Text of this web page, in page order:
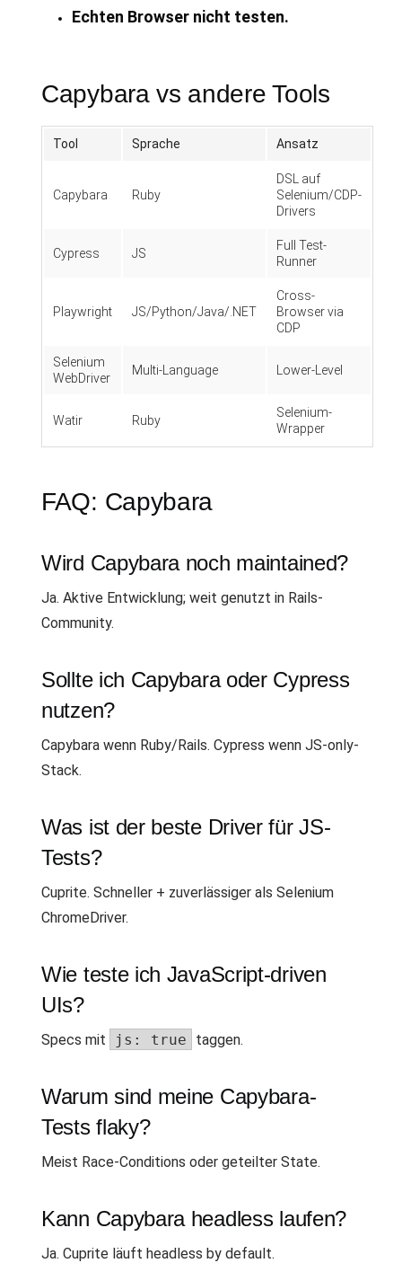
Echten Browser nicht testen.
Capybara vs andere Tools
Tool Sprache Ansatz
Capybara Ruby
DSL auf
Selenium/CDP-
Drivers
Cypress JS
Full Test-
Runner
Playwright JS/Python/Java/.NET
Cross-
Browser via
CDP
Selenium
WebDriver
Multi-Language Lower-Level
Watir Ruby
Selenium-
Wrapper
FAQ: Capybara
Wird Capybara noch maintained?
Ja. Aktive Entwicklung; weit genutzt in Rails-
Community.
Sollte ich Capybara oder Cypress
nutzen?
Capybara wenn Ruby/Rails. Cypress wenn JS-only-
Stack.
Was ist der beste Driver für JS-
Tests?
Cuprite. Schneller + zuverlässiger als Selenium
ChromeDriver.
Wie teste ich JavaScript-driven
UIs?
Specs mit js: true taggen.
Warum sind meine Capybara-
Tests flaky?
Meist Race-Conditions oder geteilter State.
Kann Capybara headless laufen?
Ja. Cuprite läuft headless by default.